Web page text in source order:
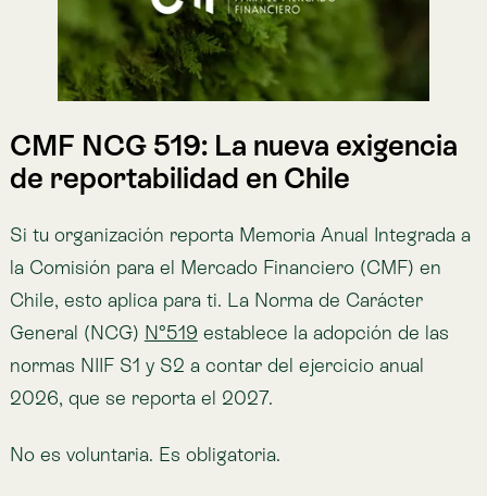
la Comisión para el Mercado Financiero (CMF) en
Chile, esto aplica para ti. La Norma de Carácter
General (NCG)N°519establece la adopción de las
normas NIIF S1 y S2 a contar del ejercicio anual
2026, que se reporta el 2027.
No es voluntaria. Es obligatoria.
🌎
IFRS y NIIF son lo mismo.
NIIF S1/S2 = IFRS S1/S2, emitidas por elISSB . Si las
IFRS: International Financial Reporting Standards.
NIIF: Normas Internacionales de Información Financiera.
Qué es la NCG 519